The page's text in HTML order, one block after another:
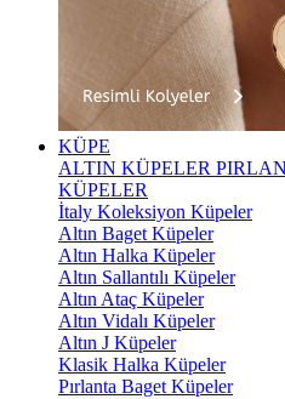
KÜPE
ALTIN KÜPELER
KÜPELER
İtaly Koleksiyon Küpeler
Altın Baget Küpeler
Altın Halka Küpeler
Altın Sallantılı Küpeler
Altın Ataç Küpeler
Altın Vidalı Küpeler
Altın J Küpeler
Klasik Halka Küpeler
Pırlanta Baget Küpeler